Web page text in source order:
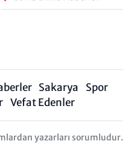
Sakarya
Spor
Vefat Edenler
yazarları sorumludur.